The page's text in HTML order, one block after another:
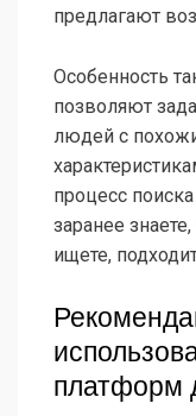
предлагают
Особенность
позволяют
людей с
процесс
заранее
ищете,
платформ